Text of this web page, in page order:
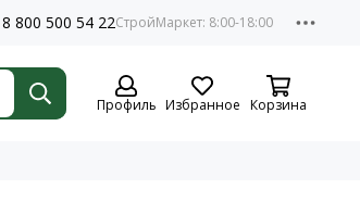
8 800 500 54 22
Профиль Избранное Корзина